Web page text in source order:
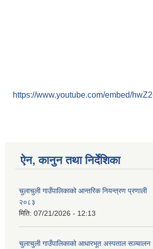
https://www.youtube.com/embed/
ऐन, कानुन तथा निर्देशिका
चुलाचुली गाउँपालिकाको आन्तरिक नियन्त्रण प्रणाली
२०८३
मिति: 07/21/2026 - 12:13
चुलाचुली गाउँपालिकाको आधारभूत अस्पताल सञ्चालन